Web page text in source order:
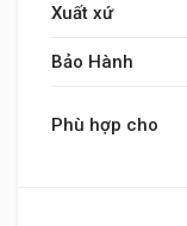
Xuất xứ
Bảo Hành
Phù hợp cho